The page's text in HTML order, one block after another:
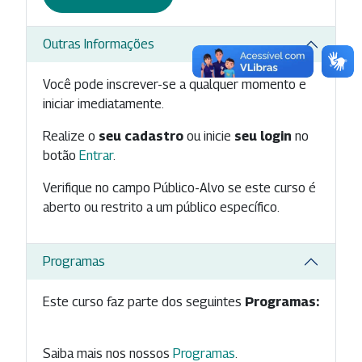
Outras Informações
Você pode inscrever-se a qualquer momento e
iniciar imediatamente.
Realize o seu cadastro ou inicie seu login no
botão Entrar.
Verifique no campo Público-Alvo se este curso é
aberto ou restrito a um público específico.
Programas
Este curso faz parte dos seguintes Programas:
Saiba mais nos nossos Programas